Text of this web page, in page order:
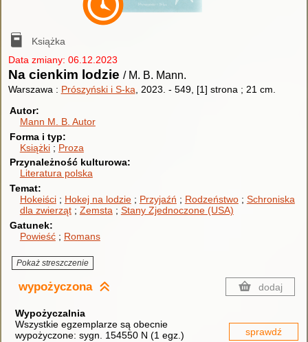
Książka
Data zmiany: 06.12.2023
Na cienkim lodzie / M. B. Mann.
Warszawa : Prószyński i S-ka , 2023. - 549, [1] strona ; 21 cm.
Autor
Mann M. B. Autor
Forma i typ
Książki
Proza
Przynależność kulturowa
Literatura polska
Temat
Hokeiści
Hokej na lodzie Przyjaźń Rodzeństwo
Schroniska
dla zwierząt
Zemsta
Stany Zjednoczone (USA)
Gatunek
Powieść
Romans
Pokaż streszczenie
wypożyczona dodaj
Wypożyczalnia
Wszystkie egzemplarze są obecnie
wypożyczone: sygn. 154550 N (1 egz.) sprawdź